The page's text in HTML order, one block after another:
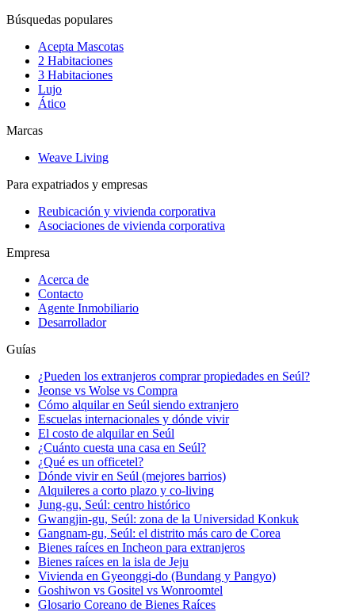
Búsquedas populares
Acepta Mascotas
2 Habitaciones
3 Habitaciones
Lujo
Ático
Marcas
Weave Living
Para expatriados y empresas
Reubicación y vivienda corporativa
Asociaciones de vivienda corporativa
Empresa
Acerca de
Contacto
Agente Inmobiliario
Desarrollador
Guías
¿Pueden los extranjeros comprar propiedades en Seúl?
Jeonse vs Wolse vs Compra
Cómo alquilar en Seúl siendo extranjero
Escuelas internacionales y dónde vivir
El costo de alquilar en Seúl
¿Cuánto cuesta una casa en Seúl?
¿Qué es un officetel?
Dónde vivir en Seúl (mejores barrios)
Alquileres a corto plazo y co-living
Jung-gu, Seúl: centro histórico
Gwangjin-gu, Seúl: zona de la Universidad Konkuk
Gangnam-gu, Seúl: el distrito más caro de Corea
Bienes raíces en Incheon para extranjeros
Bienes raíces en la isla de Jeju
Vivienda en Gyeonggi-do (Bundang y Pangyo)
Goshiwon vs Gositel vs Wonroomtel
Glosario Coreano de Bienes Raíces